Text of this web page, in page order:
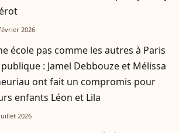
2026
école pas comme les autres à Paris
: Jamel Debbouze et Mélissa
ont fait un compromis pour
enfants Léon et Lila
2026